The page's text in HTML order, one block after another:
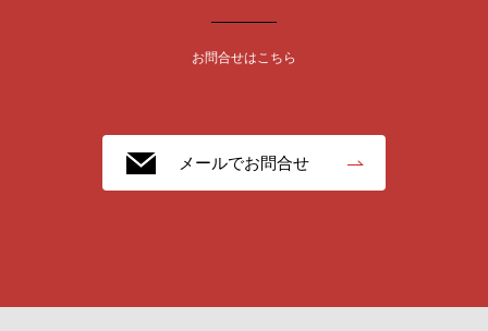
お問合せはこちら
メールでお問合せ